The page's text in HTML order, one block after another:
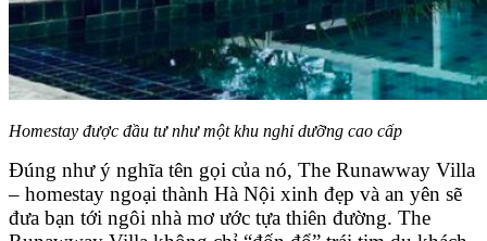
Homestay được đầu tư như một khu nghỉ dưỡng cao cấp
Đúng như ý nghĩa tên gọi của nó, The Runawway Villa
– homestay ngoại thành Hà Nội xinh đẹp và an yên sẽ
đưa bạn tới ngôi nhà mơ ước tựa thiên đường. The